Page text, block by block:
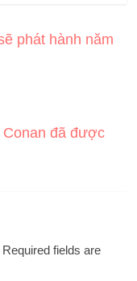
phát hành năm
đã được
Required fields are